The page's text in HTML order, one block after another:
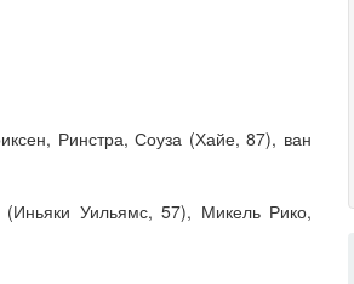
Ринстра, Соуза (Хайе, 87), ван
(Иньяки Уильямс, 57), Микель Рико,